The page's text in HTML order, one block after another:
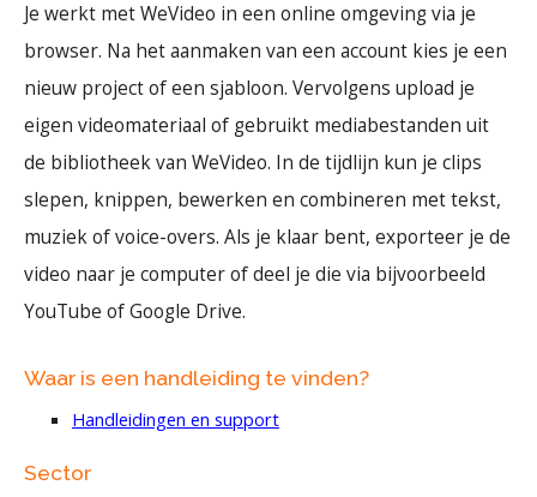
Je werkt met WeVideo in een online omgeving via je
browser. Na het aanmaken van een account kies je een
nieuw project of een sjabloon. Vervolgens upload je
eigen videomateriaal of gebruikt mediabestanden uit
de bibliotheek van WeVideo. In de tijdlijn kun je clips
slepen, knippen, bewerken en combineren met tekst,
muziek of voice-overs. Als je klaar bent, exporteer je de
video naar je computer of deel je die via bijvoorbeeld
YouTube of Google Drive.
Waar is een handleiding te vinden?
Handleidingen en support
Sector